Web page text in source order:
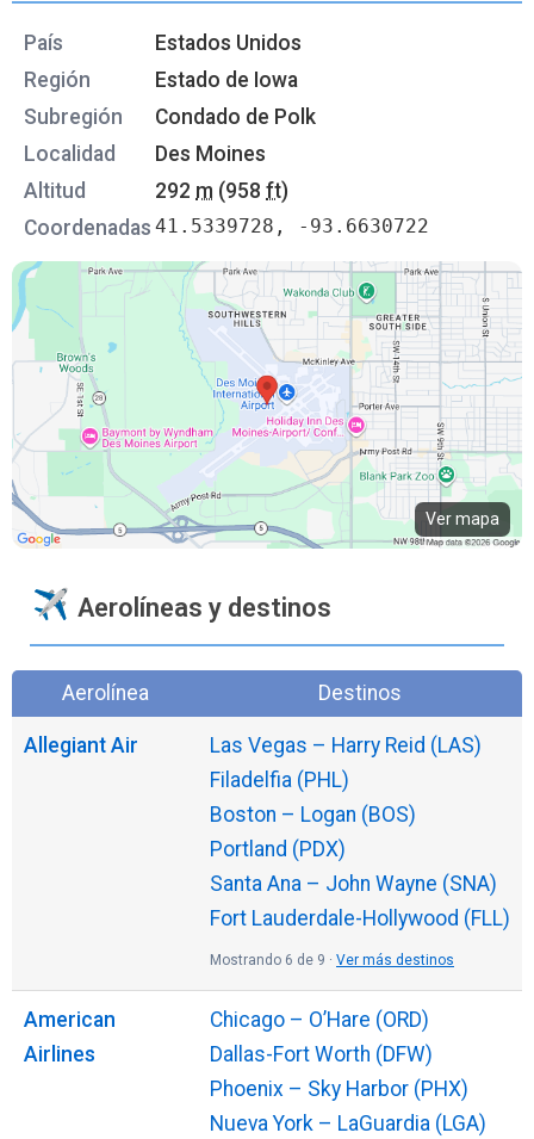
País
Estados Unidos
Región
Estado de Iowa
Subregión
Condado de Polk
Localidad
Des Moines
Altitud
292 m (958 ft)
Coordenadas 41.5339728, -93.6630722
Ver mapa
Aerolíneas y destinos
Aerolínea Destinos
Allegiant Air
Las Vegas – Harry Reid (LAS)
Filadelfia (PHL)
Boston – Logan (BOS)
Portland (PDX)
Santa Ana – John Wayne (SNA)
Fort Lauderdale-Hollywood (FLL)
Mostrando 6 de 9 · Ver más destinos
American
Airlines
Chicago – O’Hare (ORD)
Dallas-Fort Worth (DFW)
Phoenix – Sky Harbor (PHX)
Nueva York – LaGuardia (LGA)